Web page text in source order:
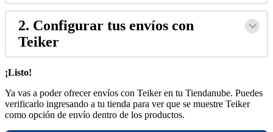
2. Configurar tus envíos con
Teiker
¡Listo!
Ya vas a poder ofrecer envíos con Teiker en tu Tiendanube. Puedes
verificarlo ingresando a tu tienda para ver que se muestre Teiker
como opción de envío dentro de los productos.